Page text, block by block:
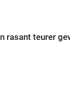
rasant teurer